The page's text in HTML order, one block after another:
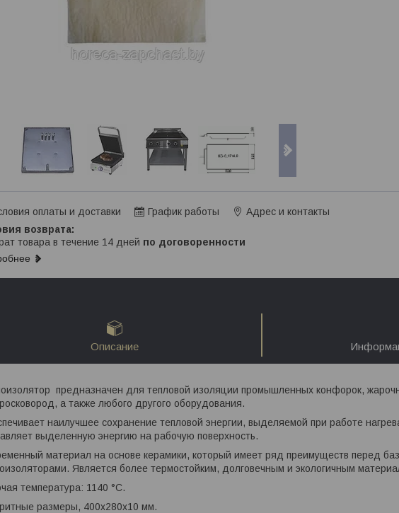
оплаты и доставки График работы Адрес и контакты
товара в течение 14 дней по договоренности
Описание
предназначен для тепловой изоляции промышленных конфорок,
а также любого другого оборудования.
наилучшее сохранение тепловой энергии, выделяемой при работе
выделенную энергию на рабочую поверхность.
материал на основе керамики, который имеет ряд преимуществ перед
Является более термостойким, долговечным и экологичным
температура: 1140 °С.
размеры, 400х280х10 мм.